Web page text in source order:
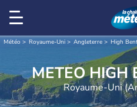
Météo Royaume-Uni Angleterre High
METEO
Royaume-Uni